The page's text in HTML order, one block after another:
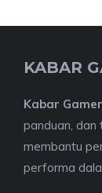
KABAR
Kabar Gamer
panduan,
membantu
performa